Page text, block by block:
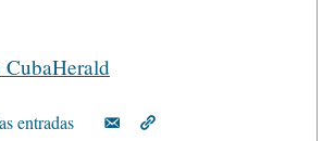
entradas